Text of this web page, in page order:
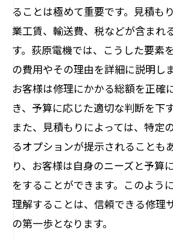
ることは極めて重要です。見積も
業工賃、輸送費、税などが含まれ
す。荻原電機では、こうした要素
の費用やその理由を詳細に説明し
お客様は修理にかかる総額を正確
き、予算に応じた適切な判断を下
また、見積もりによっては、特定
るオプションが提示されることも
り、お客様は自身のニーズと予算
をすることができます。このよう
理解することは、信頼できる修理
の第一歩となります。